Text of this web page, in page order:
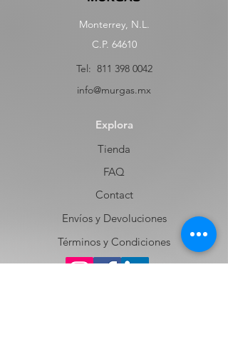
Monterrey, N.L.
C.P. 64610
Tel: 811 398 0042
info@murgas.mx
Explora
Tienda
FAQ
Contact
Envíos y Devoluciones
Términos y Condiciones